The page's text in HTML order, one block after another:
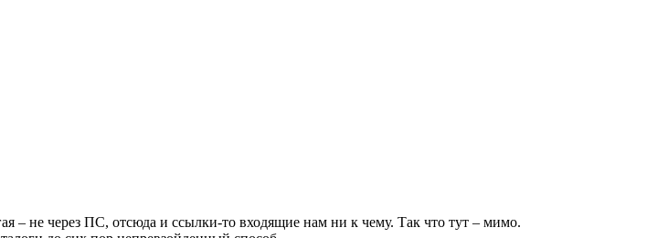
– не через ПС, отсюда и ссылки-то входящие нам ни к чему. Так что тут – мимо.